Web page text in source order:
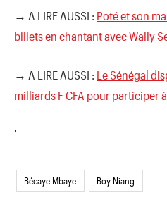
→ A LIRE AUSSI : Poté et son
billets en chantant avec Wally
→ A LIRE AUSSI : Le Sénégal
milliards F CFA pour participer à
'
Bécaye Mbaye Boy Niang